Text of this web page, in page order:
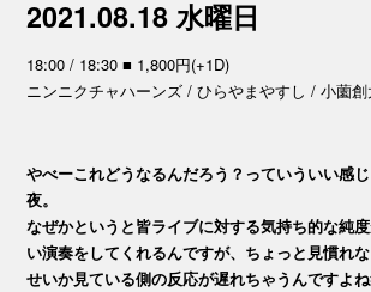
2021.08.18 水曜日
18:00 / 18:30 ■ 1,800円(+1D)
ニンニクチャハーンズ / ひらやまやすし / 小薗
やべーこれどうなるんだろう？っていういい感
夜。
なぜかというと皆ライブに対する気持ち的な純
い演奏をしてくれるんですが、ちょっと見慣れ
せいか見ている側の反応が遅れちゃうんですよ